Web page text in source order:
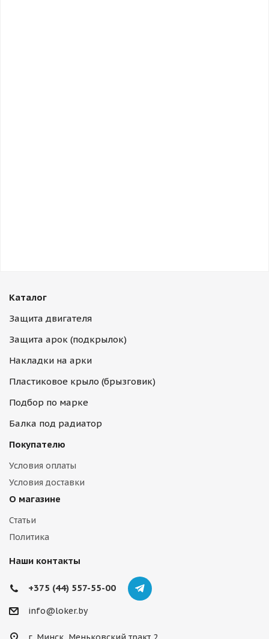
Каталог
Защита двигателя
Защита арок (подкрылок)
Накладки на арки
Пластиковое крыло (брызговик)
Подбор по марке
Балка под радиатор
Покупателю
Условия оплаты
Условия доставки
О магазине
Статьи
Политика
Наши контакты
+375 (44) 557-55-00
info@loker.by